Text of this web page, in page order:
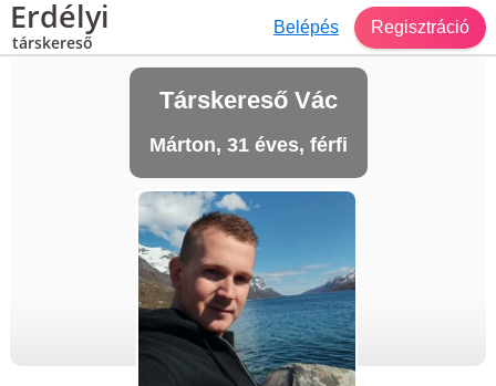
Erdélyi
társkereső
Belépés Regisztráció
Társkereső Vác
Márton, 31 éves, férfi